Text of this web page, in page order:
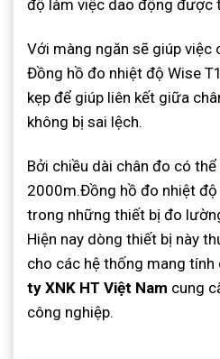
độ làm việc dao động được
Với màng ngăn sẽ giúp việc
Đồng hồ đo nhiệt độ Wise
kẹp để giúp liên kết giữa
không bị sai lệch.
Bởi chiều dài chân đo có
2000m.Đồng hồ đo nhiệt
trong những thiết bị đo
Hiện nay dòng thiết bị này
cho các hệ thống mang
ty XNK HT Việt Nam cung
công nghiệp.